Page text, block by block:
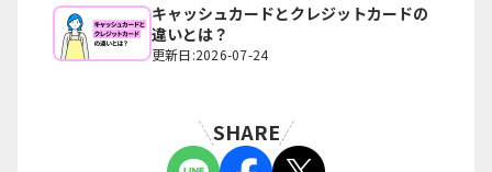
キャッシュカードとクレジットカードの
違いとは？
更新日:2026-07-24
SHARE